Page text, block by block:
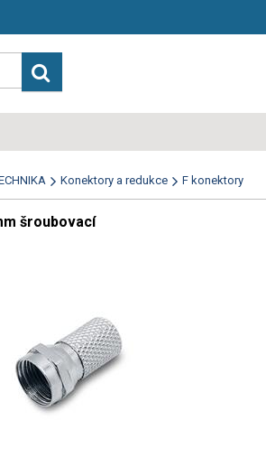
Konektory a redukce F konektory
šroubovací